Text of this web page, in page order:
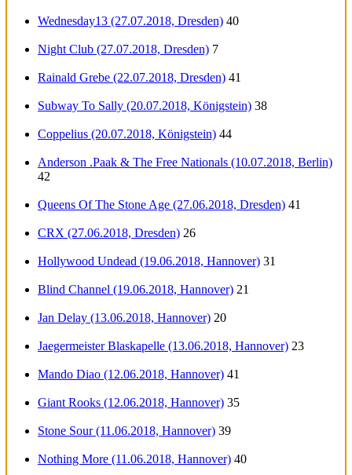
Wednesday13 (27.07.2018, Dresden) 40
Night Club (27.07.2018, Dresden) 7
Rainald Grebe (22.07.2018, Dresden) 41
Subway To Sally (20.07.2018, Königstein) 38
Coppelius (20.07.2018, Königstein) 44
Anderson .Paak & The Free Nationals (10.07.2018, Berlin)
42
Queens Of The Stone Age (27.06.2018, Dresden) 41
CRX (27.06.2018, Dresden) 26
Hollywood Undead (19.06.2018, Hannover) 31
Blind Channel (19.06.2018, Hannover) 21
Jan Delay (13.06.2018, Hannover) 20
Jaegermeister Blaskapelle (13.06.2018, Hannover) 23
Mando Diao (12.06.2018, Hannover) 41
Giant Rooks (12.06.2018, Hannover) 35
Stone Sour (11.06.2018, Hannover) 39
Nothing More (11.06.2018, Hannover) 40